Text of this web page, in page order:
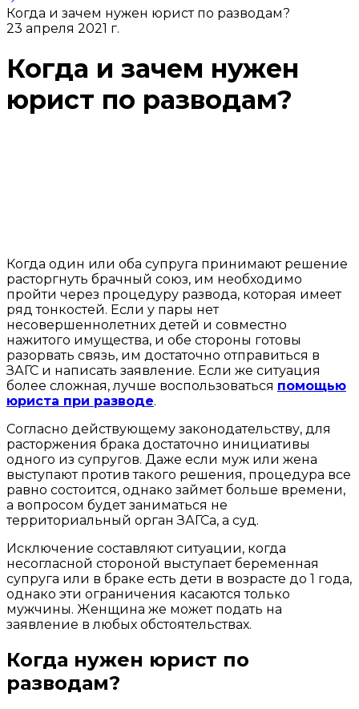
Когда и зачем нужен юрист по разводам?
23 апреля 2021 г.
Когда и зачем нужен
юрист по разводам?
Когда один или оба супруга принимают решение
расторгнуть брачный союз, им необходимо
пройти через процедуру развода, которая имеет
ряд тонкостей. Если у пары нет
несовершеннолетних детей и совместно
нажитого имущества, и обе стороны готовы
разорвать связь, им достаточно отправиться в
ЗАГС и написать заявление. Если же ситуация
более сложная, лучше воспользоваться помощью
юриста при разводе.
Согласно действующему законодательству, для
расторжения брака достаточно инициативы
одного из супругов. Даже если муж или жена
выступают против такого решения, процедура все
равно состоится, однако займет больше времени,
а вопросом будет заниматься не
территориальный орган ЗАГСа, а суд.
Исключение составляют ситуации, когда
несогласной стороной выступает беременная
супруга или в браке есть дети в возрасте до 1 года,
однако эти ограничения касаются только
мужчины. Женщина же может подать на
заявление в любых обстоятельствах.
Когда нужен юрист по
разводам?